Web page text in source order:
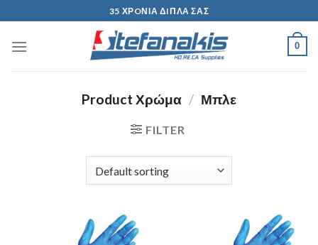
to
content
35 ΧΡOΝΙΑ ΔIΠΛΑ ΣΑΣ
0
Product Χρώμα / Μπλε
FILTER